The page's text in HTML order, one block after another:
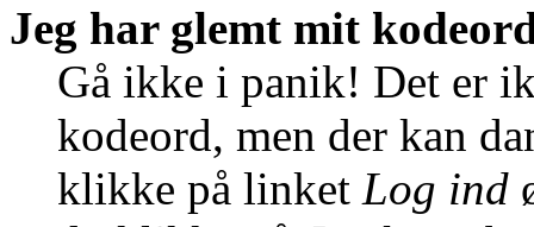
Jeg har glemt mit
Gå ikke i panik! Det er
kodeord, men der kan
klikke på linket Log ind